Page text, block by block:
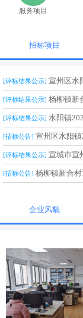
服务项目
招标项目
[评标结果公示] 宣州区水
[评标结果公示] 杨柳镇新
[评标结果公示] 水阳镇
[招标公告] 宣州区水阳
[评标结果公示] 宣城市宣
[招标公告] 杨柳镇新合
企业风貌